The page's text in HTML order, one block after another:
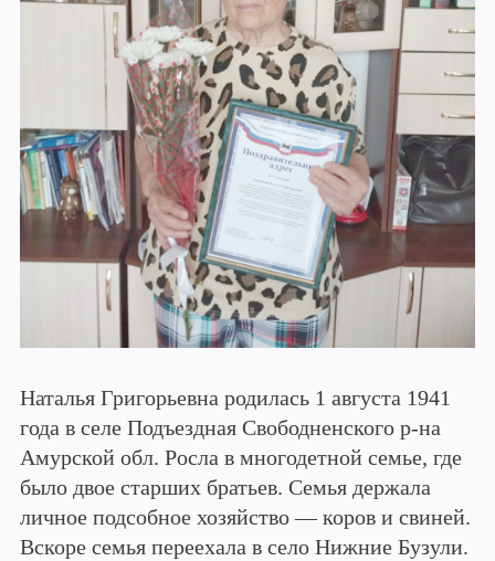
Наталья Григорьевна родилась 1 августа 1941
года в селе Подъездная Свободненского р-на
Амурской обл. Росла в многодетной семье, где
было двое старших братьев. Семья держала
личное подсобное хозяйство — коров и свиней.
Вскоре семья переехала в село Нижние Бузули.